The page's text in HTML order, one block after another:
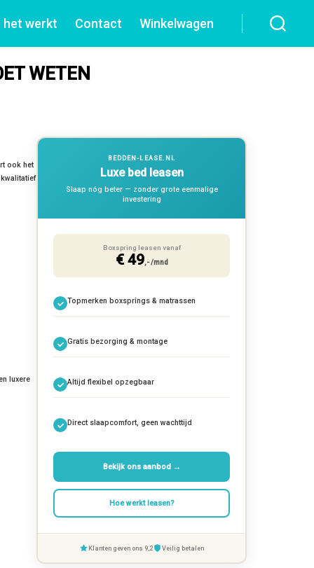
het werkt Contact Winkelwagen
WETEN
ook het
luxere
BEDDEN-LEASE.NL
Luxe bed leasen
Slaap nóg beter — zonder grote eenmalige
investering
Boxspring leasen vanaf
€ 49,- /mnd
Topmerken boxsprings & matrassen
Gratis bezorging & montage
Altijd flexibel opzegbaar
Direct slaapcomfort, geen wachttijd
Bekijk ons aanbod →
Hoe werkt leasen?
Klanten geven ons 9,2 Veilig betalen